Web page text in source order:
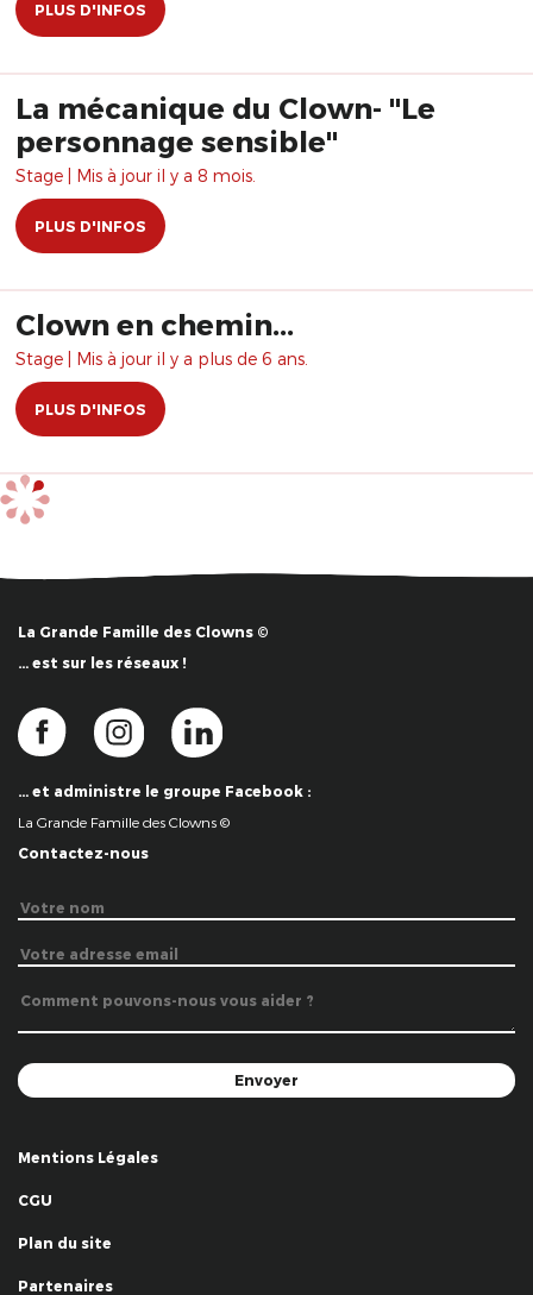
PLUS D'INFOS
La mécanique du Clown- "Le
personnage sensible"
Stage | Mis à jour il y a 8 mois.
PLUS D'INFOS
Clown en chemin...
Stage | Mis à jour il y a plus de 6 ans.
PLUS D'INFOS
La Grande Famille des Clowns ©
… est sur les réseaux !
… et administre le groupe Facebook :
La Grande Famille des Clowns ©
Contactez-nous
Mentions Légales
CGU
Plan du site
Partenaires